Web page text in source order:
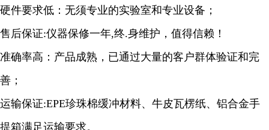
硬件要求低：无须专业的实验室和专业设备；
售后保证:仪器保修一年,终.身维护，值得信赖！
准确率高：产品成熟，已通过大量的客户群体验证和完
善；
运输保证:EPE珍珠棉缓冲材料、牛皮瓦楞纸、铝合金手
提箱满足运输要求。